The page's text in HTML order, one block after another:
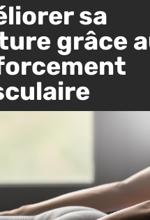
sa
grâce